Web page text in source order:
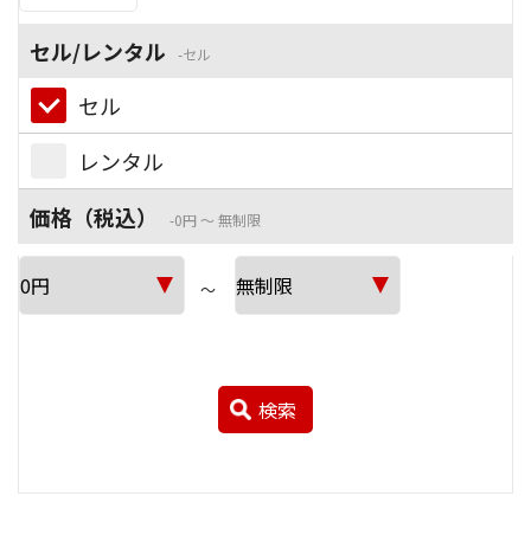
セル/レンタル セル
セル
レンタル
価格（税込）
0円 ～ 無制限
～
検索